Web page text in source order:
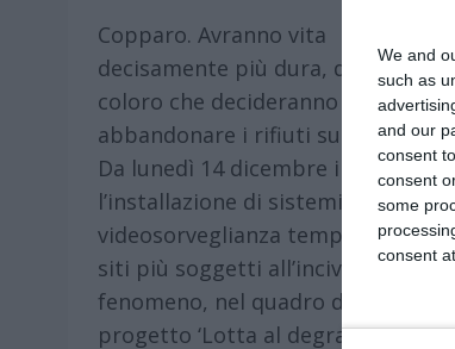
We and
such as
and our
consent
consent
some
consent
Copparo. Avranno vita
decisamente più dura, d’ora in poi,
coloro che decideranno di
abbandonare i rifiuti sul territorio.
Da lunedì 14 dicembre inizierà
l’installazione di sistemi di
videosorveglianza temporanea nei
siti più soggetti all’incivile
fenomeno, nel quadro del
progetto ‘Lotta al degrado urbano